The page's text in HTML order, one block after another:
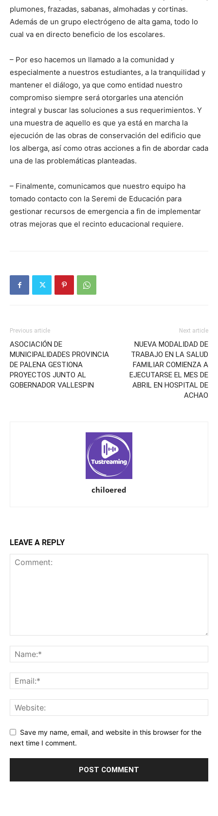
plumones, frazadas, sabanas, almohadas y cortinas.
Además de un grupo electrógeno de alta gama, todo lo
cual va en directo beneficio de los escolares.
– Por eso hacemos un llamado a la comunidad y
especialmente a nuestros estudiantes, a la tranquilidad y
mantener el diálogo, ya que como entidad nuestro
compromiso siempre será otorgarles una atención
integral y buscar las soluciones a sus requerimientos. Y
una muestra de aquello es que ya está en marcha la
ejecución de las obras de conservación del edificio que
los alberga, así como otras acciones a fin de abordar cada
una de las problemáticas planteadas.
– Finalmente, comunicamos que nuestro equipo ha
tomado contacto con la Seremi de Educación para
gestionar recursos de emergencia a fin de implementar
otras mejoras que el recinto educacional requiere.
Previous article
ASOCIACIÓN DE
MUNICIPALIDADES PROVINCIA
DE PALENA GESTIONA
PROYECTOS JUNTO AL
GOBERNADOR VALLESPIN
Next article
NUEVA MODALIDAD DE
TRABAJO EN LA SALUD
FAMILIAR COMIENZA A
EJECUTARSE EL MES DE
ABRIL EN HOSPITAL DE
ACHAO
chiloered
LEAVE A REPLY
Save my name, email, and website in this browser for the
next time I comment.